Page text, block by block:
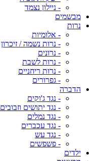
- ניילון נצמד
מבשמים
נרות
- אלומיות
- נרות נשמה / זיכרון
- נרונים
- נרות לשבת
- נרות ריחניים
- גפרורים
הדברה
- נגד ג'וקים
- נגד יתושים וזבובים
- נגד נמלים
- נגד עכברים
- נגד עש
- פשפשים
ילדים